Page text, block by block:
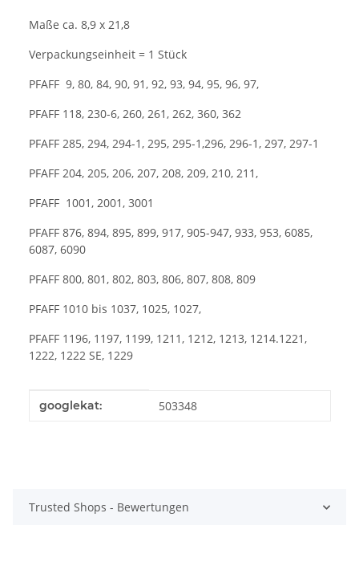
Maße ca. 8,9 x 21,8
Verpackungseinheit = 1 Stück
PFAFF 9, 80, 84, 90, 91, 92, 93, 94, 95, 96, 97,
PFAFF 118, 230-6, 260, 261, 262, 360, 362
PFAFF 285, 294, 294-1, 295, 295-1,296, 296-1, 297, 297-1
PFAFF 204, 205, 206, 207, 208, 209, 210, 211,
PFAFF 1001, 2001, 3001
PFAFF 876, 894, 895, 899, 917, 905-947, 933, 953, 6085,
6087, 6090
PFAFF 800, 801, 802, 803, 806, 807, 808, 809
PFAFF 1010 bis 1037, 1025, 1027,
PFAFF 1196, 1197, 1199, 1211, 1212, 1213, 1214.1221,
1222, 1222 SE, 1229
Produkteigenschaft
Wert
googlekat: 503348
Trusted Shops - Bewertungen